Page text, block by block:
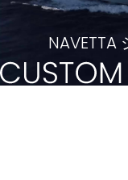
NAVETTA